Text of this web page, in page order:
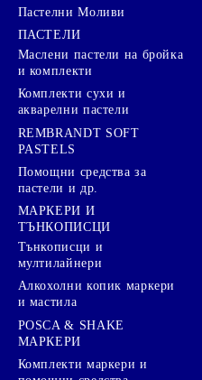
Пастелни Моливи
ПАСТЕЛИ
Маслени пастели на бройка
и комплекти
Комплекти сухи и
акварелни пастели
REMBRANDT SOFT
PASTELS
Помощни средства за
пастели и др.
МАРКЕРИ И
ТЪНКОПИСЦИ
Тънкописци и
мултилайнери
Алкохолни копик маркери
и мастила
POSCA & SHAKE
МАРКЕРИ
Комплекти маркери и